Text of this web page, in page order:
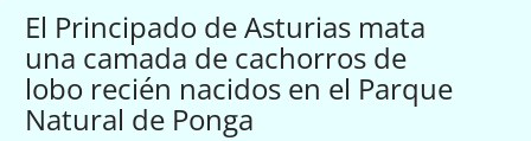
El Principado de Asturias mata
una camada de cachorros de
lobo recién nacidos en el Parque
Natural de Ponga